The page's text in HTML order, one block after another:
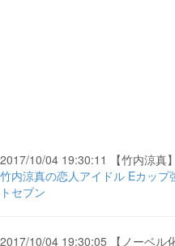
2017/10/04 19:30:11 【竹内涼真】
竹内涼真の恋人アイドル Eカップ
トセブン
2017/10/04 19:30:05 【ノーベル